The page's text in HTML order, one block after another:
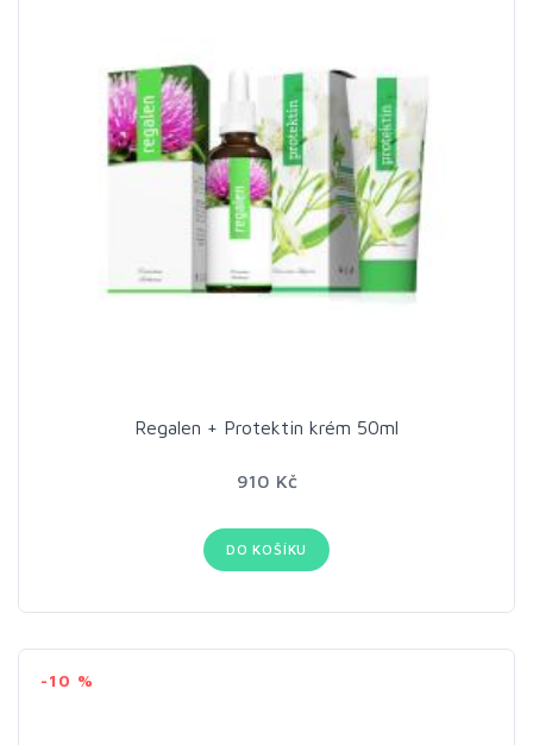
Regalen + Protektin krém 50ml
910 Kč
DO KOŠÍKU
-10 %